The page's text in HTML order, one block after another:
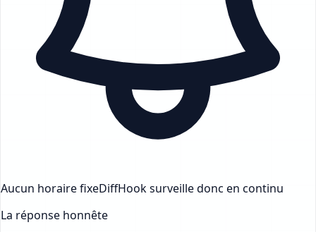
Aucun horaire fixeDiffHook surveille donc en continu
La réponse honnête